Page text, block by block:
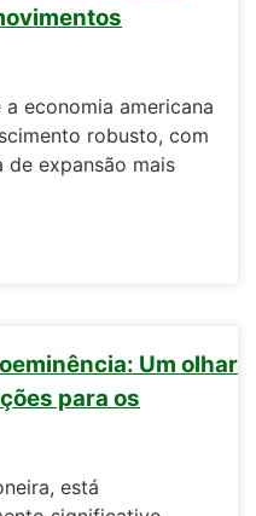
economia americana
robusto, com
de expansão mais
Um olhar
para os
está